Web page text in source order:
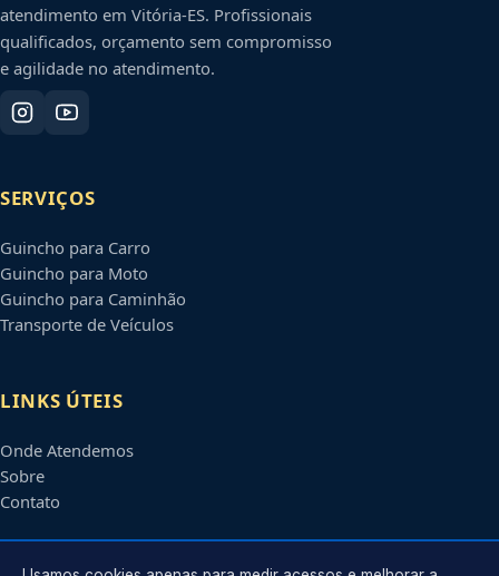
atendimento em Vitória-ES. Profissionais
qualificados, orçamento sem compromisso
e agilidade no atendimento.
SERVIÇOS
Guincho para Carro
Guincho para Moto
Guincho para Caminhão
Transporte de Veículos
LINKS ÚTEIS
Onde Atendemos
Sobre
Contato